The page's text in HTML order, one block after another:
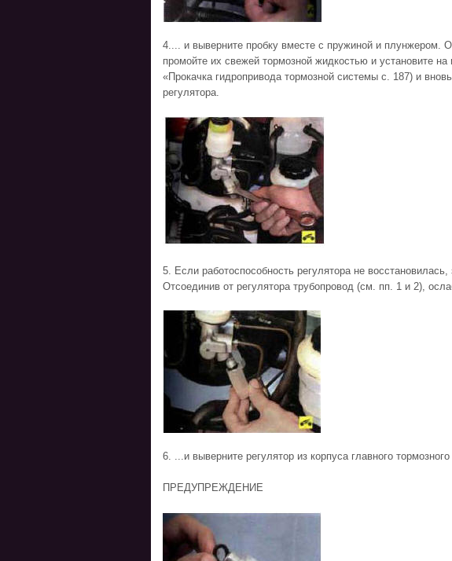
4.... и выверните пробку вместе с пружиной и плунжером.
промойте их свежей тормозной жидкостью и установите
«Прокачка гидропривода тормозной системы с. 187) и
регулятора.
5. Если работоспособность регулятора не
Отсоединив от регулятора трубопровод (см. пп. 1 и 2),
6. ...и выверните регулятор из корпуса главного
ПРЕДУПРЕЖДЕНИЕ